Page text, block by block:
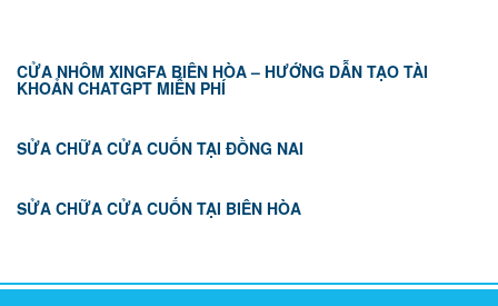
CỬA NHÔM XINGFA BIÊN HÒA – HƯỚNG DẪN TẠO TÀI
KHOẢN CHATGPT MIỄN PHÍ
SỬA CHỮA CỬA CUỐN TẠI ĐỒNG NAI
SỬA CHỮA CỬA CUỐN TẠI BIÊN HÒA